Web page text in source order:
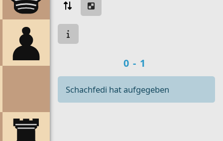
Spielergebnis
0-1
Schachfedi hat aufgegeben